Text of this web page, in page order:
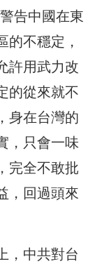
告中國在東
的不穩定，
許用武力改
的從來就不
身在台灣的
，只會一味
完全不敢批
，回過頭來
，中共對台